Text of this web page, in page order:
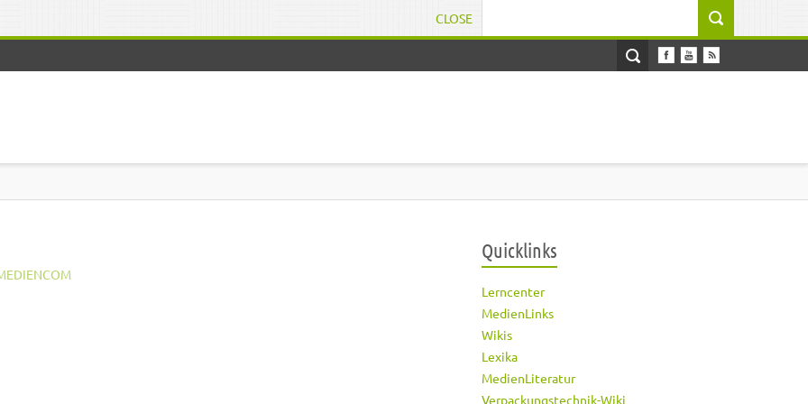
CLOSE
Quicklinks
Lerncenter
MedienLinks
Wikis
Lexika
MedienLiteratur
Verpackungstechnik-Wiki